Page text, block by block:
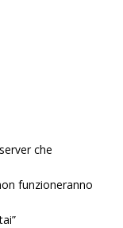
che
funzioneranno